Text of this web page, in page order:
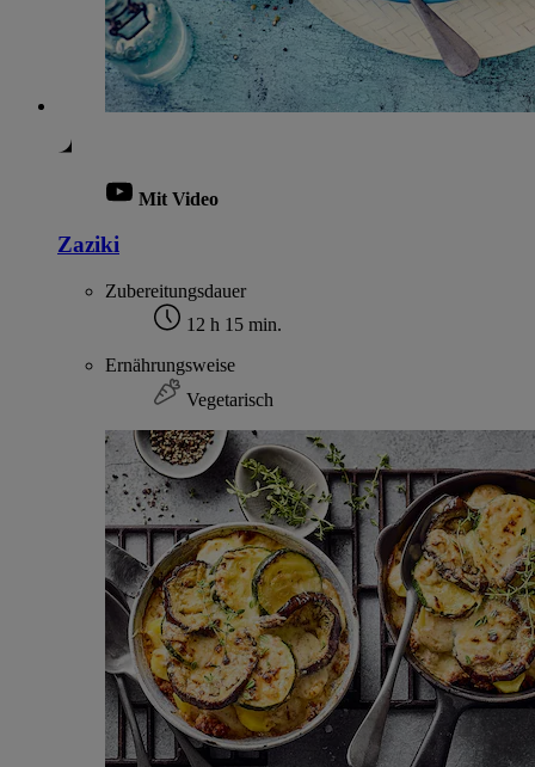
Mit Video
Zaziki
Zubereitungsdauer
12 h 15 min.
Ernährungsweise
Vegetarisch